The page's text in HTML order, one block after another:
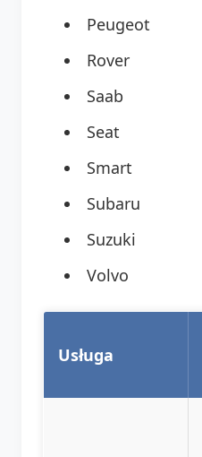
Peugeot
Rover
Saab
Seat
Smart
Subaru
Suzuki
Volvo
Usługa